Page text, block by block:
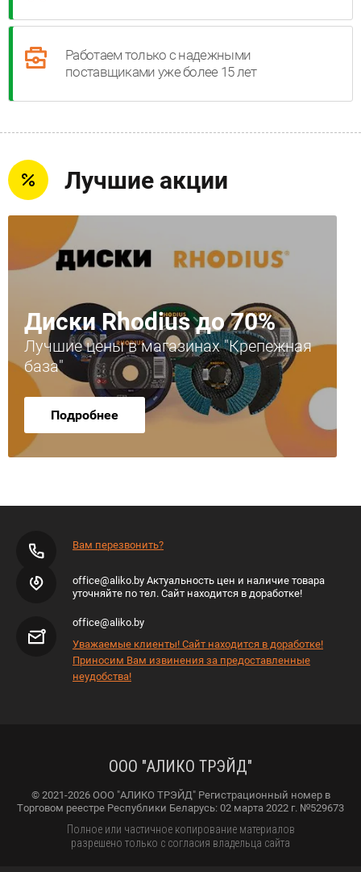
Работаем только с надежными
поставщиками уже более 15 лет
Лучшие акции
Диски Rhodius до 70%
Лучшие цены в магазинах "Крепежная
база"
Подробнее
Вам перезвонить?
office@aliko.by Актуальность цен и наличие товара
уточняйте по тел. Сайт находится в доработке!
office@aliko.by
Уважаемые клиенты! Сайт находится в доработке!
Приносим Вам извинения за предоставленные
неудобства!
ООО "АЛИКО ТРЭЙД"
© 2021-2026 ООО "АЛИКО ТРЭЙД" Регистрационный номер в
Торговом реестре Республики Беларусь: 02 марта 2022 г. №529673
Полное или частичное копирование материалов
разрешено только с согласия владельца сайта